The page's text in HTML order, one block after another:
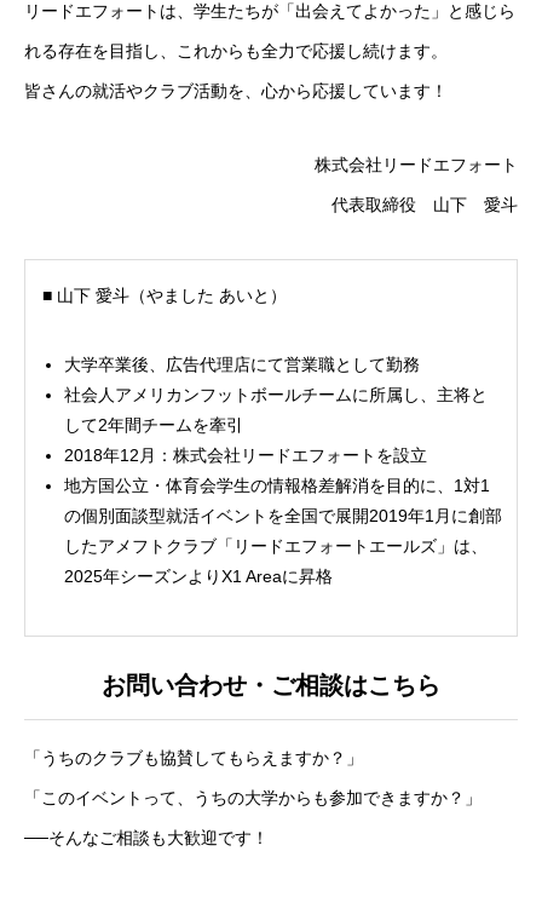
リードエフォートは、学生たちが「出会えてよかった」と感じら
れる存在を目指し、これからも全力で応援し続けます。
皆さんの就活やクラブ活動を、心から応援しています！
株式会社リードエフォート
代表取締役 山下 愛斗
■ 山下 愛斗（やました あいと）
大学卒業後、広告代理店にて営業職として勤務
社会人アメリカンフットボールチームに所属し、主将と
して2年間チームを牽引
2018年12月：株式会社リードエフォートを設立
地方国公立・体育会学生の情報格差解消を目的に、1対1
の個別面談型就活イベントを全国で展開2019年1月に創部
したアメフトクラブ「リードエフォートエールズ」は、
2025年シーズンよりX1 Areaに昇格
お問い合わせ・ご相談はこちら
「うちのクラブも協賛してもらえますか？」
「このイベントって、うちの大学からも参加できますか？」
──そんなご相談も大歓迎です！